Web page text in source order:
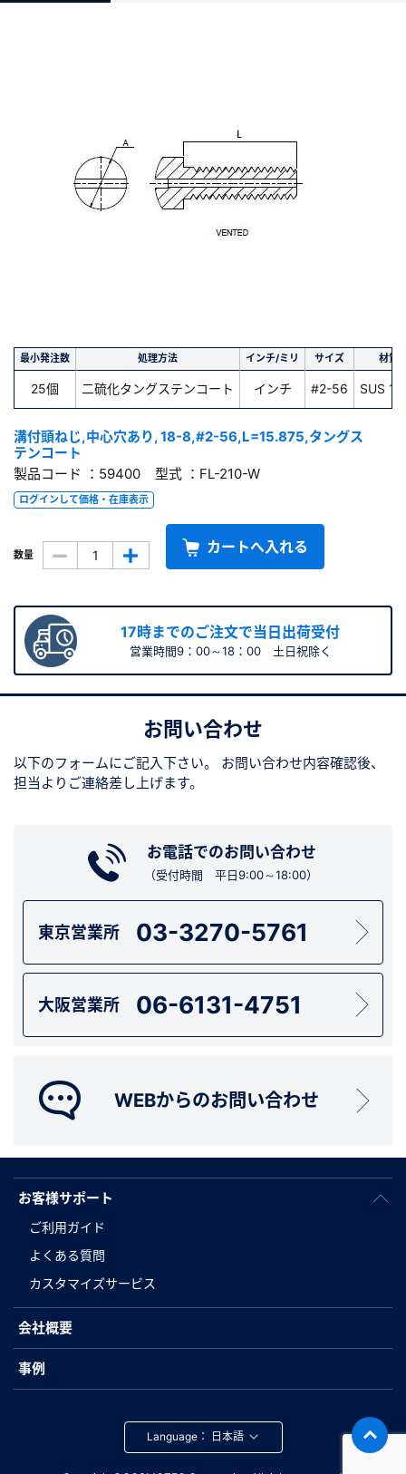
最小発注数 処理方法 インチ/ミリ サイズ 材質
25個 二硫化タングステンコート インチ #2-56 SUS
溝付頭ねじ,中心穴あり, 18-8,#2-56,L=15.875,タングス
テンコート
製品コード ：59400 型式 ：FL-210-W
ログインして価格・在庫表示
数量 カートへ入れる
17時までのご注文で当日出荷受付
営業時間9：00～18：00 土日祝除く
お問い合わせ
以下のフォームにご記入下さい。
お問い合わせ内容確認後、
担当よりご連絡差し上げます。
お電話でのお問い合わせ
（受付時間 平日9:00～18:00）
東京営業所 03-3270-5761
大阪営業所 06-6131-4751
WEBからのお問い合わせ
お客様サポート
ご利用ガイド
よくある質問
カスタマイズサービス
会社概要
事例
Language：